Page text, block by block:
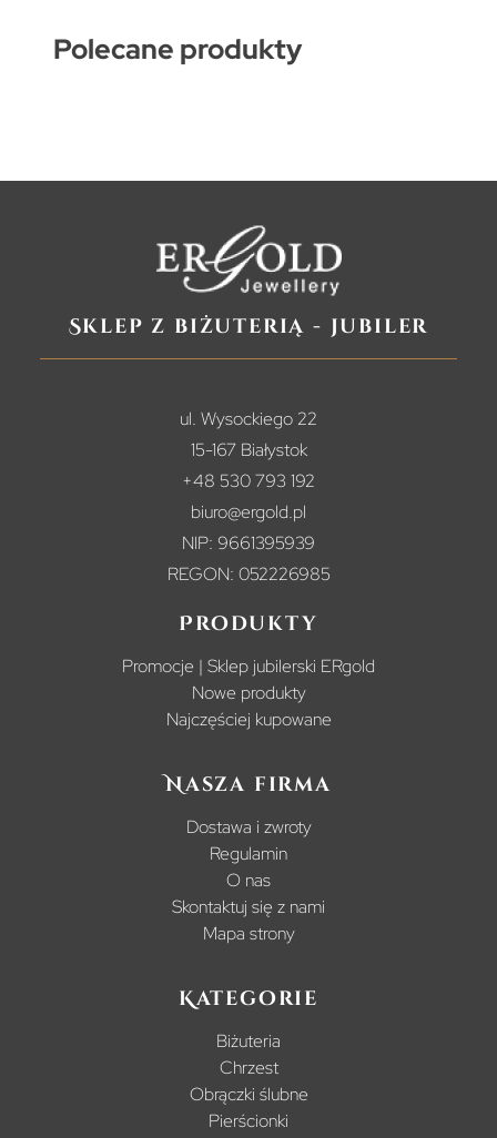
Polecane produkty
Sklep z biżuterią - jubiler
ul. Wysockiego 22
15-167 Białystok
+48 530 793 192
biuro@ergold.pl
NIP: 9661395939
REGON: 052226985
Produkty
Promocje | Sklep jubilerski ERgold
Nowe produkty
Najczęściej kupowane
Nasza firma
Dostawa i zwroty
Regulamin
O nas
Skontaktuj się z nami
Mapa strony
Kategorie
Biżuteria
Chrzest
Obrączki ślubne
Pierścionki